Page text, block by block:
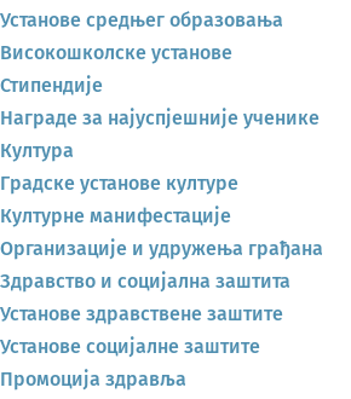
Установе средњег образовања
Високошколске установе
Стипендије
Награде за најуспјешније ученике
Култура
Градске установе културе
Културне манифестације
Организације и удружења грађана
Здравство и социјална заштита
Установе здравствене заштите
Установе социјалне заштите
Промоција здравља